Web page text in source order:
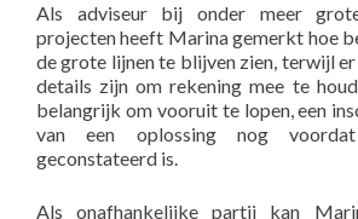
Als adviseur bij onder meer
projecten heeft Marina gemerkt hoe
de grote lijnen te blijven zien, terwijl
details zijn om rekening mee te
belangrijk om vooruit te lopen, een
van een oplossing nog
geconstateerd is.
Als onafhankelijke partij kan